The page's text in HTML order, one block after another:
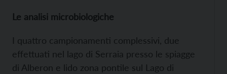
Le analisi microbiologiche
I quattro campionamenti complessivi, due
effettuati nel lago di Serraia presso le spiagge
di Alberon e lido zona pontile sul Lago di